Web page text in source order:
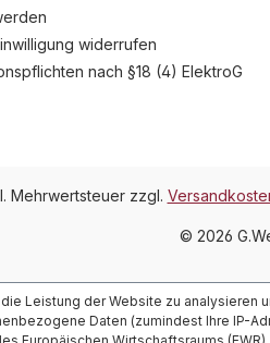
widerrufen
nach §18 (4) ElektroG
Mehrwertsteuer zzgl.
© 2026
die Leistung der Website zu
Daten (zumindest Ihre IP-